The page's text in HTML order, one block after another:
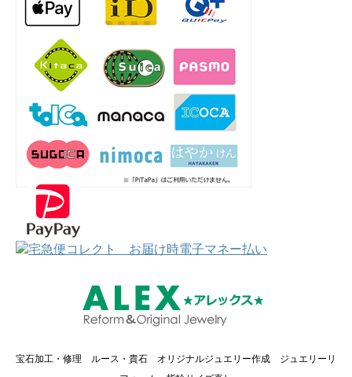
宝石加工・修理 ルース・貴石 オリジナルジュエリー作成 ジュエリーリ